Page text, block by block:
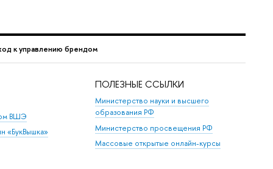
к управлению брендом
ВШЭ
«БукВышка»
ПОЛЕЗНЫЕ ССЫЛКИ
Министерство науки и высшего
образования РФ
Министерство просвещения РФ
Массовые открытые онлайн-курсы